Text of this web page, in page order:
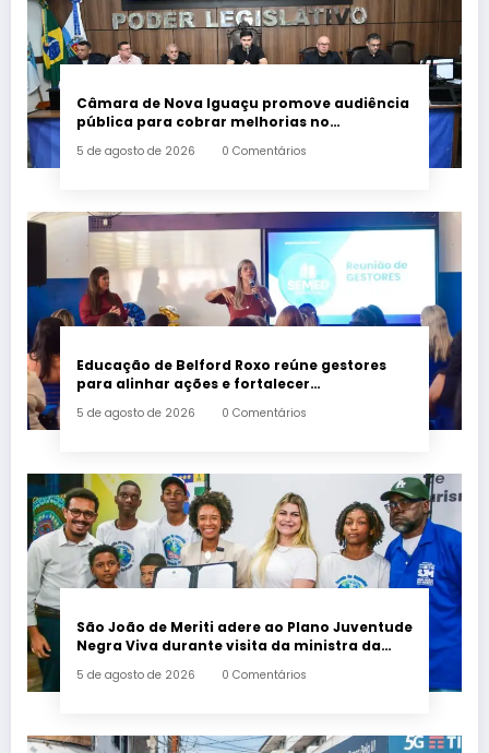
Câmara de Nova Iguaçu promove audiência
pública para cobrar melhorias no
5 de agosto de 2026 0 Comentários
Educação de Belford Roxo reúne gestores
para alinhar ações e fortalecer
5 de agosto de 2026 0 Comentários
São João de Meriti adere ao Plano Juventude
Negra Viva durante visita da ministra da
5 de agosto de 2026 0 Comentários